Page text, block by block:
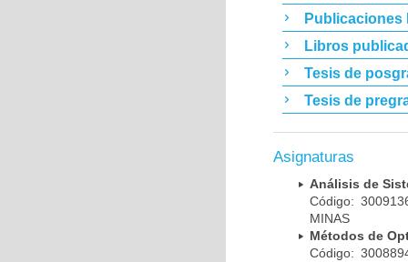
Publicaciones
Libros
Tesis de
Tesis de
Asignaturas
Análisis de
Código:
MINAS
Métodos de
Código: